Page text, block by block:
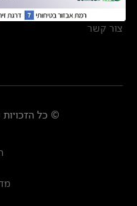
מרכזי שירות
צור קשר
© כל